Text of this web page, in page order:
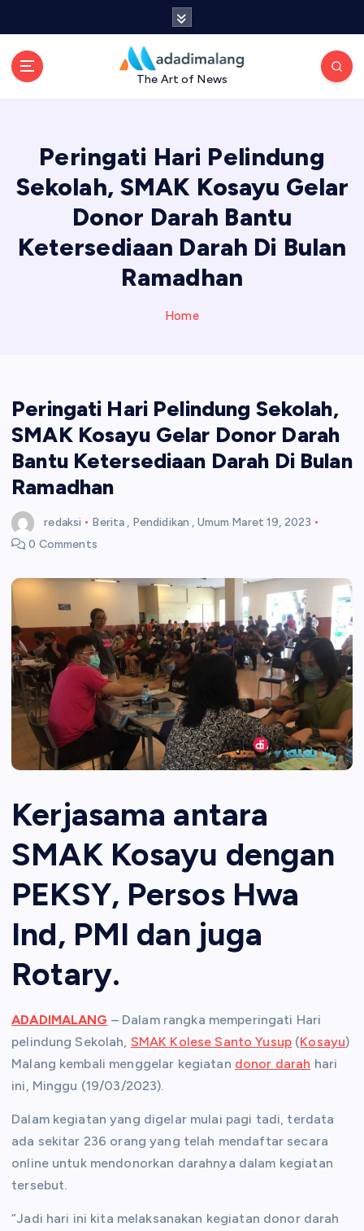
The Art of News
Peringati Hari Pelindung
Sekolah, SMAK Kosayu Gelar
Donor Darah Bantu
Ketersediaan Darah Di Bulan
Ramadhan
Home
Peringati Hari Pelindung Sekolah,
SMAK Kosayu Gelar Donor Darah
Bantu Ketersediaan Darah Di Bulan
Ramadhan
redaksi Berita , Pendidikan , Umum Maret 19, 2023
0 Comments
Kerjasama antara
SMAK Kosayu dengan
PEKSY, Persos Hwa
Ind, PMI dan juga
Rotary.
ADADIMALANG – Dalam rangka memperingati Hari
pelindung Sekolah, SMAK Kolese Santo Yusup (Kosayu)
Malang kembali menggelar kegiatan donor darah hari
ini, Minggu (19/03/2023).
Dalam kegiatan yang digelar mulai pagi tadi, terdata
ada sekitar 236 orang yang telah mendaftar secara
online untuk mendonorkan darahnya dalam kegiatan
tersebut.
“Jadi hari ini kita melaksanakan kegiatan donor darah